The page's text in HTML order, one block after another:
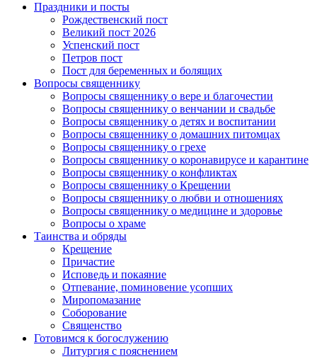
Праздники и посты
Рождественский пост
Великий пост 2026
Успенский пост
Петров пост
Пост для беременных и болящих
Вопросы священнику
Вопросы священнику о вере и благочестии
Вопросы священнику о венчании и свадьбе
Вопросы священнику о детях и воспитании
Вопросы священнику о домашних питомцах
Вопросы священнику о грехе
Вопросы священнику о коронавирусе и карантине
Вопросы священнику о конфликтах
Вопросы священнику о Крещении
Вопросы священнику о любви и отношениях
Вопросы священнику о медицине и здоровье
Вопросы о храме
Таинства и обряды
Крещение
Причастие
Исповедь и покаяние
Отпевание, поминовение усопших
Миропомазание
Соборование
Священство
Готовимся к богослужению
Литургия с пояснением